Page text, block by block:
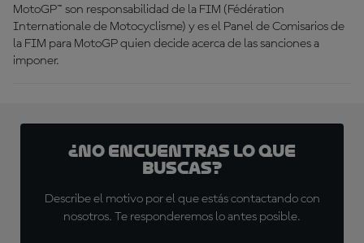
MotoGP™ son responsabilidad de la FIM (Fédération
Internationale de Motocyclisme) y es el Panel de Comisarios de
la FIM para MotoGP quien decide acerca de las sanciones a
imponer.
¿No encuentras lo que
buscas?
Describe el motivo por el que estás contactando con
nosotros. Te responderemos lo antes posible.